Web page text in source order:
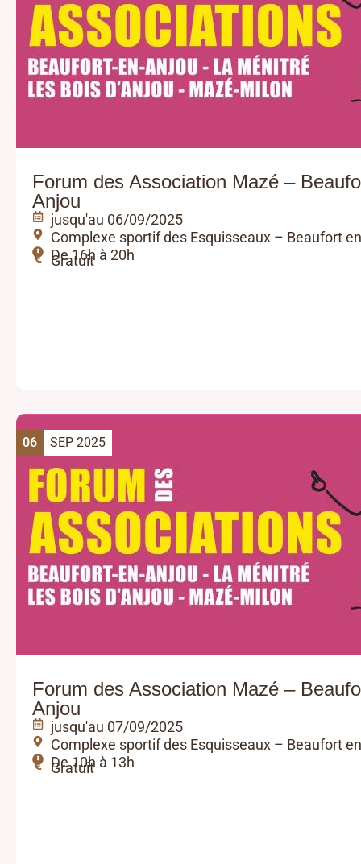
Forum des Association Mazé –
Anjou
jusqu'au 06/09/2025
Complexe sportif des Esquisseaux – Beaufort
De 16h à 20h
Gratuit
06 SEP 2025
Forum des Association Mazé –
Anjou
jusqu'au 07/09/2025
Complexe sportif des Esquisseaux – Beaufort
De 10h à 13h
Gratuit